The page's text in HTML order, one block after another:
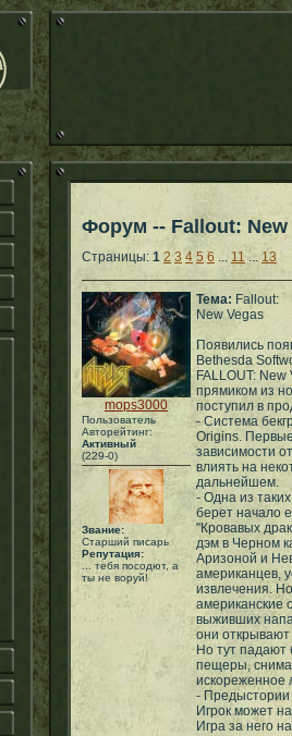
Форум -- Fallout: New
Страницы: 1 2 3 4 5 6 ... 11 ... 13
mops3000
Пользователь
Авторейтинг:
Активный
(229-0)
Звание:
Старший писарь
Репутация:
... тебя посодют, а
ты не воруй!
Тема: Fallout:
New Vegas
Появились
Bethesda
FALLOUT:
прямиком из
поступил в
- Система
Origins.
зависимости
влиять на
дальнейшем.
- Одна из
берет начало
"Кровавых
дэм в Черном
Аризоной и
американцев,
извлечения.
американские
выживших
они
Но тут падают
пещеры,
искореженное
- Предыстории
Игрок может
Игра за него